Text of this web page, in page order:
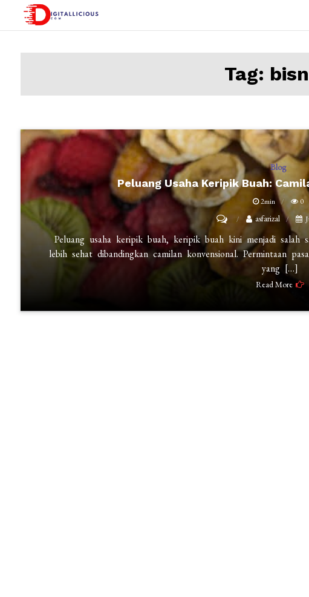
digitallicious.com
Tag:
Blog
Peluang Usaha Keripik Buah:
2min
0
Peluang
Usaha
asfarizal
Peluang usaha keripik buah, keripik buah kini menjadi salah
lebih sehat dibandingkan camilan konvensional. Permintaan
yang […]
Read More